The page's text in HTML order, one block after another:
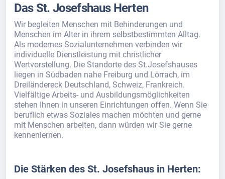
Das St. Josefshaus Herten
Wir begleiten Menschen mit Behinderungen und
Menschen im Alter in ihrem selbstbestimmten Alltag.
Als modernes Sozialunternehmen verbinden wir
individuelle Dienstleistung mit christlicher
Wertvorstellung. Die Standorte des St.Josefshauses
liegen in Südbaden nahe Freiburg und Lörrach, im
Dreiländereck Deutschland, Schweiz, Frankreich.
Vielfältige Arbeits- und Ausbildungsmöglichkeiten
stehen Ihnen in unseren Einrichtungen offen. Wenn Sie
beruflich etwas Soziales machen möchten und gerne
mit Menschen arbeiten, dann würden wir Sie gerne
kennenlernen.
Die Stärken des St. Josefshaus in Herten: